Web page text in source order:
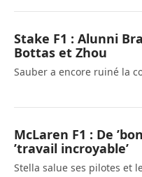
Stake F1 : Alunni
Bottas et Zhou
Sauber a encore ruiné la
McLaren F1 : De
’travail incroyable’
Stella salue ses pilotes et